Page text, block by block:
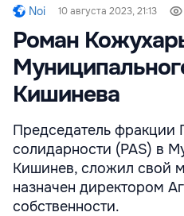
Noi 10 августа 2023, 21:13
Роман
Кишинева
Председатель фракции
солидарности (PAS) в
Кишинев, сложил свой
назначен директором
собственности.